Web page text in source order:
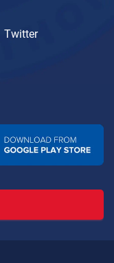
Twitter